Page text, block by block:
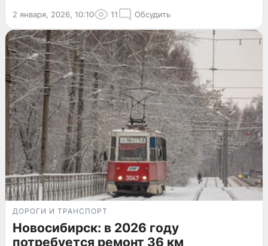
2 января, 2026, 10:10 11 Обсудить
ДОРОГИ И ТРАНСПОРТ
Новосибирск: в 2026 году
потребуется ремонт 36 км